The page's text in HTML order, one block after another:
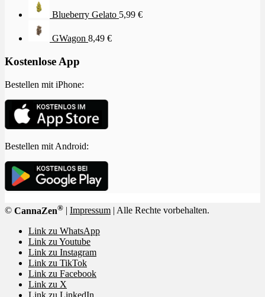
Blueberry Gelato 5,99 €
GWagon 8,49 €
Kostenlose App
Bestellen mit iPhone:
Bestellen mit Android:
© CannaZen® Impressum | Alle Rechte vorbehalten.
Link zu WhatsApp
Link zu Youtube
Link zu Instagram
Link zu TikTok
Link zu Facebook
Link zu X
Link zu LinkedIn